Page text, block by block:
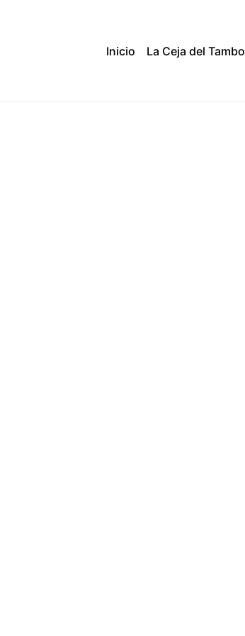
Inicio La Ceja del Tambo